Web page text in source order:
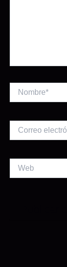
Nombre*
Correo
electrónico*
Web